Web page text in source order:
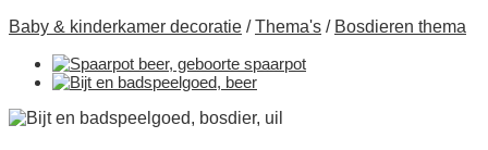
Baby & kinderkamer decoratie / Thema's / Bosdieren thema